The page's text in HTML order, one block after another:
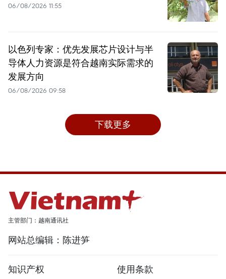
06/08/2026 11:55
以色列专家：优先发展芯片设计与半
导体人力资源是符合越南实际需求的
发展方向
06/08/2026 09:58
下载更多
主管部门：越南通讯社
网站总编辑：陈进笋
知识产权 使用条款